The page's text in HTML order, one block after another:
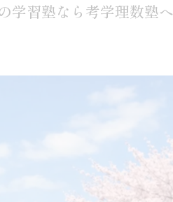
習塾なら考学理数塾へ